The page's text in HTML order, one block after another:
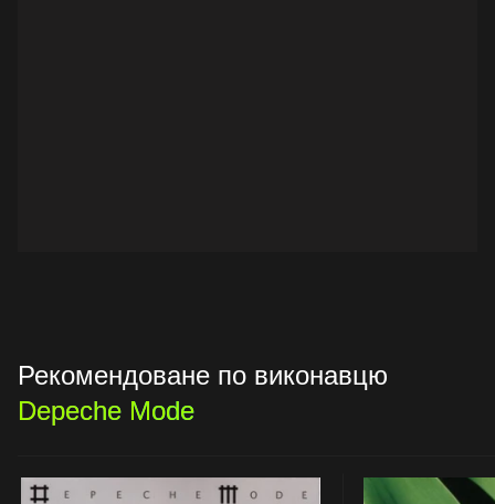
Рекомендоване по виконавцю
Depeche Mode